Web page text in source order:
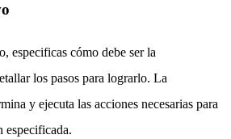
especificas cómo debe ser la
los pasos para lograrlo. La
y ejecuta las acciones necesarias para
especificada.